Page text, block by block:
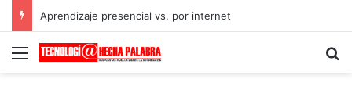
Aprendizaje presencial vs. por internet
Menú